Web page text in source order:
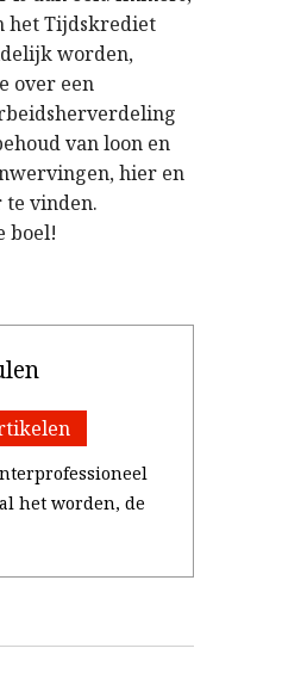
het Tijdskrediet
worden,
over een
van loon en
hier en
te vinden.
boel!
het worden, de